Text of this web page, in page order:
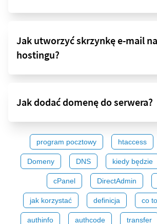
Jak utworzyć skrzynkę e-mail na
hostingu?
Jak dodać domenę do serwera?
program pocztowy htaccess
Domeny DNS kiedy będzie
cPanel DirectAdmin
jak korzystać definicja co to
authinfo authcode transfer